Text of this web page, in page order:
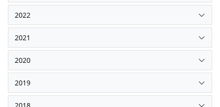
2022
2021
2020
2019